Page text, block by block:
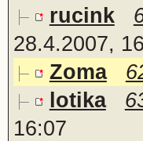
rucink
28.4.2007,
Zoma
lotika
16:07